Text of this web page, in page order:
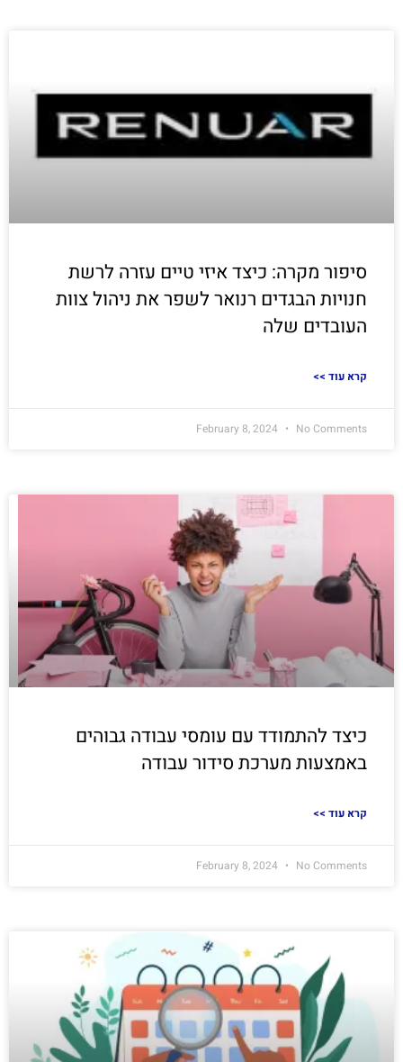
סיפור מקרה: כיצד איזי טיים עזרה לרשת
חנויות הבגדים רנואר לשפר את ניהול צוות
העובדים שלה
<< קרא עוד
February 8, 2024 No Comments
כיצד להתמודד עם עומסי עבודה גבוהים
באמצעות מערכת סידור עבודה
<< קרא עוד
February 8, 2024 No Comments